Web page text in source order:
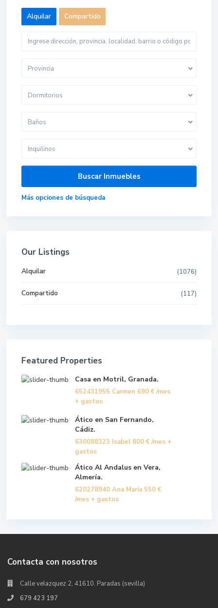
Alquilar Compartido
Provincia
Dormitorios
Baños
Inquilinos
Más opciones de búsqueda
Our Listings
Alquilar (1076)
Compartido (117)
Featured Properties
Casa en Motril, Granada.
652431955 Carmen 690 € /mes
+ gastos
Ático en San Fernando,
Cádiz.
630088323 Isabel 800 € /mes +
gastos
Ático Al Andalus en Vera,
Almería.
620278940 Ana María 550 €
/mes + gastos
Contacta con nosotros
Calle velazquez 2, 41610. Paradas (sevilla)
679 423 197